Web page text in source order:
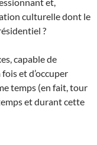
culturelle dont le
?
capable de
et d’occuper
temps (en fait, tour
et durant cette